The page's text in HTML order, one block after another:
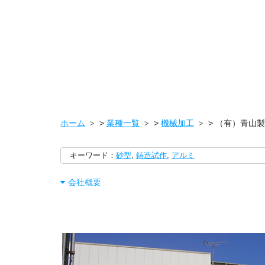
ホーム > 業種一覧 > 機械加工 > （有）青山
キーワード： 砂型, 鋳造試作, アルミ
会社概要